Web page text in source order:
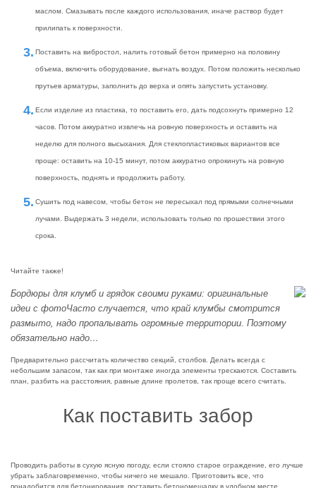
маслом. Смазывать после каждого использования, иначе раствор будет
прилипать к поверхности.
Поставить на вибростол, налить готовый бетон примерно на половину
объема, включить оборудование, выгнать воздух. Потом положить несколько
прутьев арматуры, заполнить до верха и опять запустить установку.
Если изделие из пластика, то поставить его, дать подсохнуть примерно 12
часов. Потом аккуратно извлечь на ровную поверхность и оставить на
неделю для полного высыхания. Для стеклопластиковых вариантов все
проще: оставить на 10-15 минут, потом аккуратно опрокинуть на ровную
поверхность, поднять и продолжить работу.
Сушить под навесом, чтобы бетон не пересыхал под прямыми солнечными
лучами. Выдержать 3 недели, использовать только по прошествии этого
срока.
Читайте также!
Бордюры для клумб и грядок своими руками: оригинальные
идеи с фотоЧасто случается, что край клумбы смотрится
размыто, надо пропалывать огромные территории. Поэтому
обязательно надо…
Предварительно рассчитать количество секций, столбов. Делать всегда с
небольшим запасом, так как при монтаже иногда элементы трескаются. Составить
план, разбить на расстояния, равные длине пролетов, так проще всего считать.
Как поставить забор
Проводить работы в сухую ясную погоду, если стояло старое ограждение, его лучше
убрать заблаговременно, чтобы ничего не мешало. Приготовить все, что
понадобится для бетонирования, поставить бетономешалку в удобном месте,